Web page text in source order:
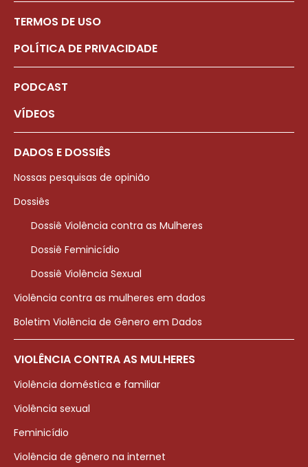
TERMOS DE USO
POLÍTICA DE PRIVACIDADE
PODCAST
VÍDEOS
DADOS E DOSSIÊS
Nossas pesquisas de opinião
Dossiês
Dossiê Violência contra as Mulheres
Dossiê Feminicídio
Dossiê Violência Sexual
Violência contra as mulheres em dados
Boletim Violência de Gênero em Dados
VIOLÊNCIA CONTRA AS MULHERES
Violência doméstica e familiar
Violência sexual
Feminicídio
Violência de gênero na internet